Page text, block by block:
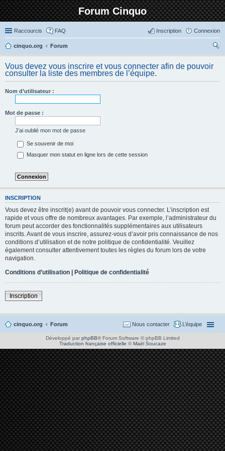
Forum Cinquo
Raccourcis FAQ Connexion
Inscription
cinquo.org
Forum
her
ch
Vous devez vous inscrire et vous connecter afin de pouvoir
consulter la liste des membres de l’équipe.
Nom d’utilisateur :
Mot de passe :
J’ai oublié mon mot de passe
Se souvenir de moi
Masquer mon statut en ligne lors de cette session
INSCRIPTION
Vous devez être inscrit(e) avant de pouvoir vous connecter. L’inscription est
rapide et vous offre de nombreux avantages. Par exemple, l’administrateur du
forum peut accorder des fonctionnalités supplémentaires aux utilisateurs
inscrits. Avant de vous inscrire, assurez-vous d’avoir pris connaissance de nos
conditions d’utilisation et de notre politique de confidentialité. Veuillez
également consulter attentivement toutes les règles du forum lors de votre
navigation.
Conditions d’utilisation | Politique de confidentialité
Inscription
cinquo.org Forum L’équipe
Nous contacter
Développé par phpBB® Forum Software © phpBB Limited
Traduction française officielle ©Maël Soucaze